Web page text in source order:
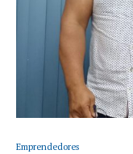
Emprendedores